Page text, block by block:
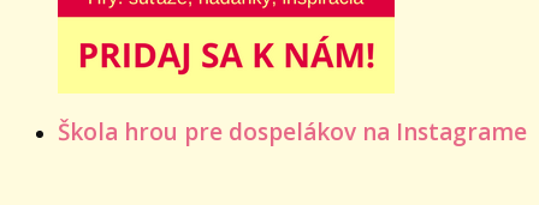
Škola hrou pre dospelákov na Instagrame